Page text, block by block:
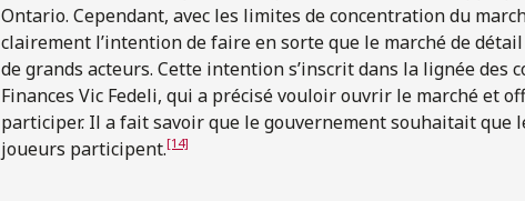
Ontario. Cependant, avec les limites de concentration du
clairement l’intention de faire en sorte que le marché de
de grands acteurs. Cette intention s’inscrit dans la lignée
Finances Vic Fedeli, qui a précisé vouloir ouvrir le marché et
participer. Il a fait savoir que le gouvernement souhaitait que
joueurs participent.[14]